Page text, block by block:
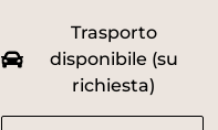
Trasporto
disponibile (su
richiesta)